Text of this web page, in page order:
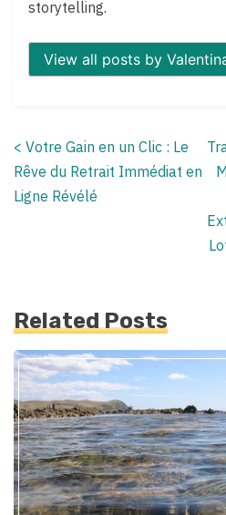
storytelling.
View all posts
Posts
navigation
< Votre Gain en un Clic : Le
Rêve du Retrait Immédiat en
Ligne Révélé
Related Posts